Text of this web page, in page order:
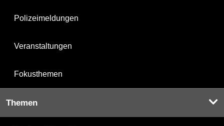
Polizeimeldungen
Veranstaltungen
Fokusthemen
Themen